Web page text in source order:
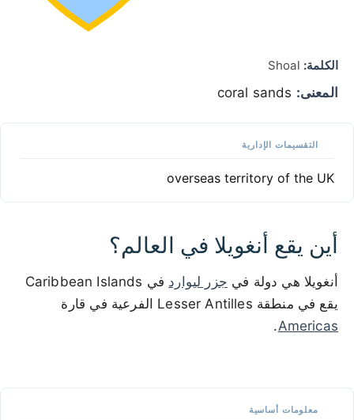
الكلمة:
المعنى:
التقسيمات الإدارية
overseas territory of the UK
أين يقع أنغويلا في العالم؟
أنغويلا هي دولة في جزر ليوارد
في Caribbean Islands
يقع في منطقة Lesser Antilles الفرعية في قارة
Americas
.
معلومات أساسية